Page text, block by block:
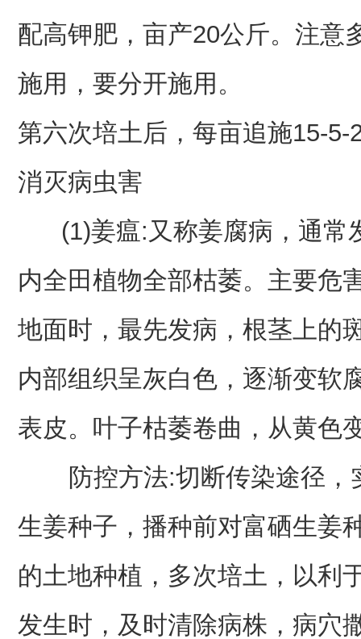
配高钾肥，亩产20公斤。注意
施用，要分开施用。
第六次培土后，每亩追施15-
消灭病虫害
(1)姜瘟:又称姜腐病，通常
内全田植物全部枯萎。主要危
地面时，最先发病，根茎上的
内部组织呈灰白色，逐渐变软
表皮。叶子枯萎卷曲，从黄色
防控方法:切断传染途径，
生姜种子，播种前对富硒生姜
的土地种植，多次培土，以利
发生时，及时清除病株，病穴